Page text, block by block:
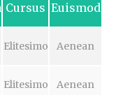
Cursus Euismod
Elitesimo Aenean
Elitesimo Aenean